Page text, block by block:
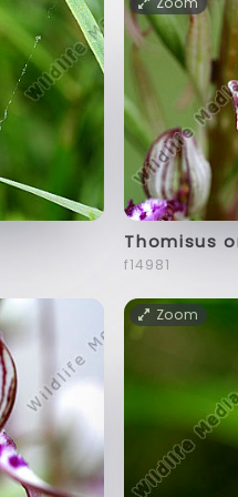
Thomisus
f14981
Zoom